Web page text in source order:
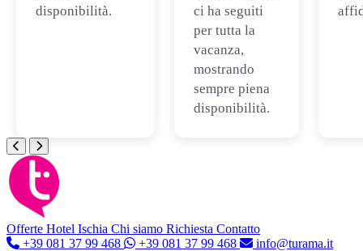
disponibilità.
ci ha seguiti
per tutta la
vacanza,
mostrando
sempre piena
disponibilità.
Offerte Hotel Ischia Chi siamo Richiesta Contatto
+39 081 37 99 468
+39 081 37 99 468 info@turama.it